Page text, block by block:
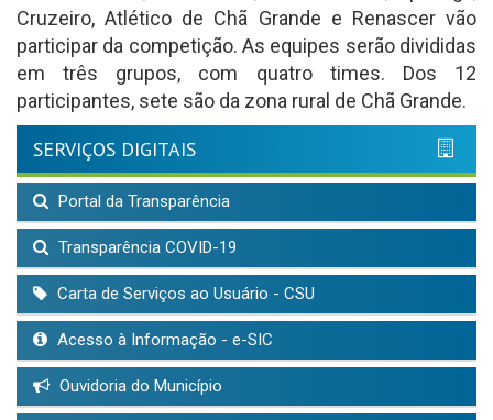
Cruzeiro, Atlético de Chã Grande e Renascer vão
participar da competição. As equipes serão divididas
em três grupos, com quatro times. Dos 12
participantes, sete são da zona rural de Chã Grande.
SERVIÇOS DIGITAIS
Portal da Transparência
Transparência COVID-19
Carta de Serviços ao Usuário - CSU
Acesso à Informação - e-SIC
Ouvidoria do Município